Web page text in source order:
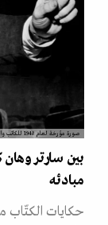
صورة مؤرخة لعام 1948 للكاتب والفيلسوف الفرنسي جان-بول سارتر.
بين سارتر
مبادئه
حكايات الكتّاب